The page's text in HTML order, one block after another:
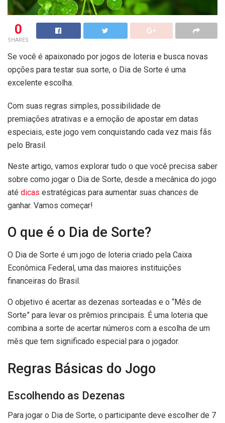
0
SHARES
Se você é apaixonado por jogos de loteria e busca novas
opções para testar sua sorte, o Dia de Sorte é uma
excelente escolha.
Com suas regras simples, possibilidade de
premiações atrativas e a emoção de apostar em datas
especiais, este jogo vem conquistando cada vez mais fãs
pelo Brasil.
Neste artigo, vamos explorar tudo o que você precisa saber
sobre como jogar o Dia de Sorte, desde a mecânica do jogo
até dicas estratégicas para aumentar suas chances de
ganhar. Vamos começar!
O que é o Dia de Sorte?
O Dia de Sorte é um jogo de loteria criado pela Caixa
Econômica Federal, uma das maiores instituições
financeiras do Brasil.
O objetivo é acertar as dezenas sorteadas e o “Mês de
Sorte” para levar os prêmios principais. É uma loteria que
combina a sorte de acertar números com a escolha de um
mês que tem significado especial para o jogador.
Regras Básicas do Jogo
Escolhendo as Dezenas
Para jogar o Dia de Sorte, o participante deve escolher de 7